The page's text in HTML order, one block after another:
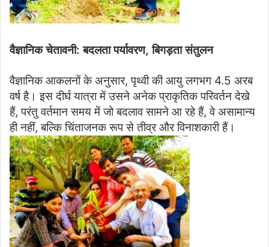
वैज्ञानिक चेतावनी: बदलता पर्यावरण, बिगड़ता संतुलन
वैज्ञानिक आकलनों के अनुसार, पृथ्वी की आयु लगभग 4.5 अरब
वर्ष है। इस दीर्घ यात्रा में उसने अनेक प्राकृतिक परिवर्तन देखे
हैं, परंतु वर्तमान समय में जो बदलाव सामने आ रहे हैं, वे असामान्य
ही नहीं, बल्कि चिंताजनक रूप से तीव्र और विनाशकारी हैं।